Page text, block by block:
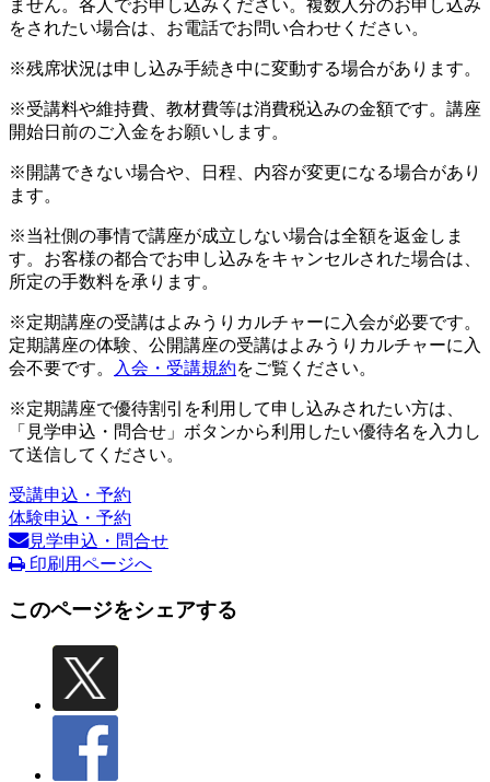
ません。各人でお申し込みください。複数人分のお申し込み
をされたい場合は、お電話でお問い合わせください。
※残席状況は申し込み手続き中に変動する場合があります。
※受講料や維持費、教材費等は消費税込みの金額です。講座
開始日前のご入金をお願いします。
※開講できない場合や、日程、内容が変更になる場合があり
ます。
※当社側の事情で講座が成立しない場合は全額を返金しま
す。お客様の都合でお申し込みをキャンセルされた場合は、
所定の手数料を承ります。
※定期講座の受講はよみうりカルチャーに入会が必要です。
定期講座の体験、公開講座の受講はよみうりカルチャーに入
会不要です。
入会・受講規約をご覧ください。
※定期講座で優待割引を利用して申し込みされたい方は、
「見学申込・問合せ」ボタンから利用したい優待名を入力し
て送信してください。
受講申込・予約
体験申込・予約
見学申込・問合せ
印刷用ページへ
このページをシェアする